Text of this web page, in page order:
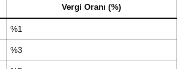
Vergi Oranı (%)
%1
%3